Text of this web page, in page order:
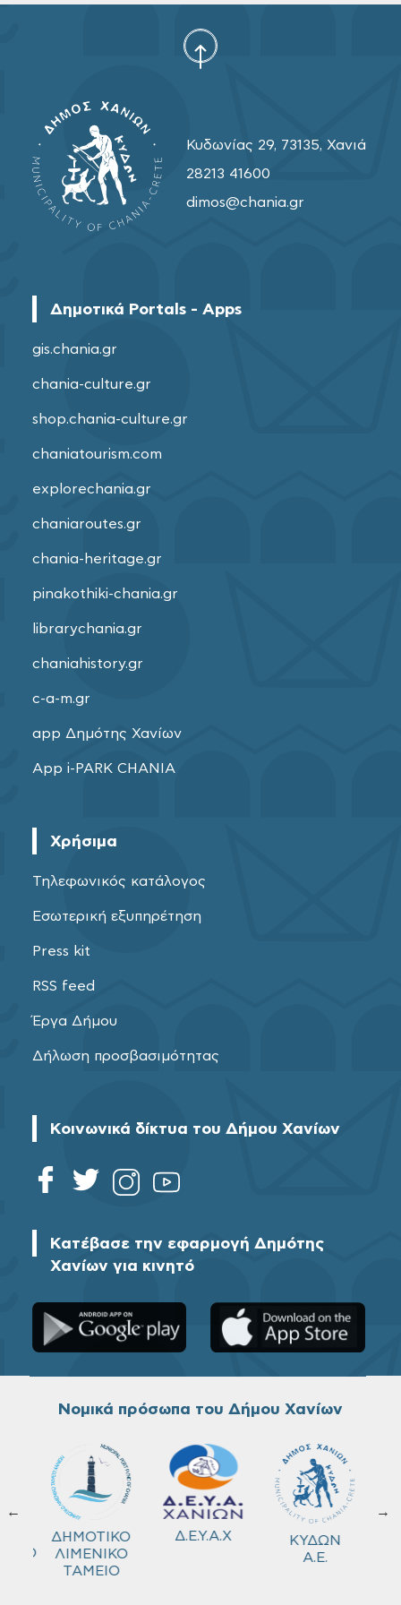
Κυδωνίας 29, 73135, Χανιά
28213 41600
dimos@chania.gr
Δημοτικά Portals - Apps
gis.chania.gr
chania-culture.gr
shop.chania-culture.gr
chaniatourism.com
explorechania.gr
chaniaroutes.gr
chania-heritage.gr
pinakothiki-chania.gr
librarychania.gr
chaniahistory.gr
c-a-m.gr
app Δημότης Χανίων
App i-PARK CHANIA
Χρήσιμα
Τηλεφωνικός κατάλογος
Εσωτερική εξυπηρέτηση
Press kit
RSS feed
Έργα Δήμου
Δήλωση προσβασιμότητας
Κοινωνικά δίκτυα του Δήμου Χανίων
Κατέβασε την εφαρμογή Δημότης
Χανίων για κινητό
Νομικά πρόσωπα του Δήμου Χανίων
←
ΔΗΜΟΤΙΚΟ
ΛΙΜΕΝΙΚΟ
ΤΑΜΕΙΟ
Δ.Ε.Υ.Α.Χ
ΚΥΔΩΝ
Α.Ε.
→